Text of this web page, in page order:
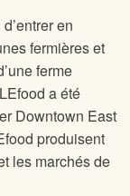
en
fermières et
ferme
a été
Downtown East
produisent
les marchés de